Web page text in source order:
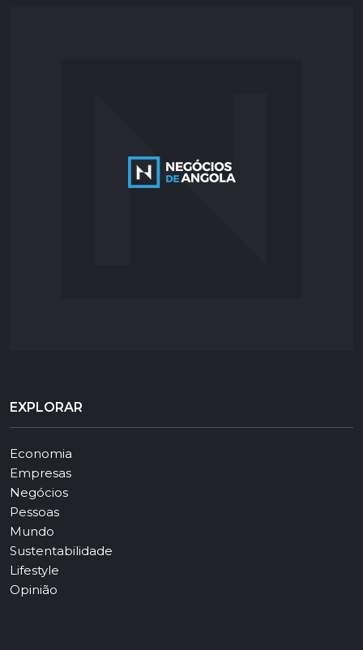
EXPLORAR
Economia
Empresas
Negócios
Pessoas
Mundo
Sustentabilidade
Lifestyle
Opinião